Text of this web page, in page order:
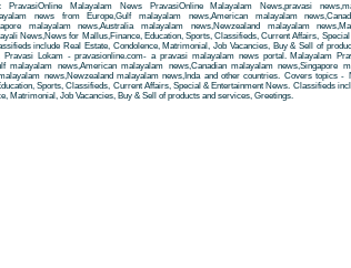
PravasiOnline Malayalam News PravasiOnline Malayalam News,pravasi
news from Europe,Gulf malayalam news,American malayalam
malayalam news,Australia malayalam news,Newzealand malayalam
News,News for Mallus,Finance, Education, Sports, Classifieds, Current Affairs, Special
include Real Estate, Condolence, Matrimonial, Job Vacancies, Buy & Sell of
Pravasi Lokam - pravasionline.com- a pravasi malayalam news portal. Malayalam
malayalam news,American malayalam news,Canadian malayalam news,Singapore
news,Newzealand malayalam news,Inda and other countries. Covers topics -
Sports, Classifieds, Current Affairs, Special & Entertainment News. Classifieds
Matrimonial, Job Vacancies, Buy & Sell of products and services, Greetings.